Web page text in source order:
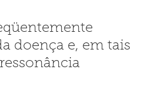
doença e, em tais